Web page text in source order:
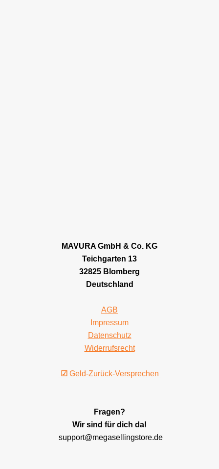
MAVURA GmbH & Co. KG
Teichgarten 13
32825 Blomberg
Deutschland
AGB
Impressum
Datenschutz
Widerrufsrecht
☑ Geld-Zurück-Versprechen
Fragen?
Wir sind für dich da!
support@megasellingstore.de